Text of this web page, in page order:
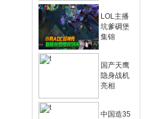
LOL主播
坑爹碉堡
集锦
国产天鹰
隐身战机
亮相
中国造35